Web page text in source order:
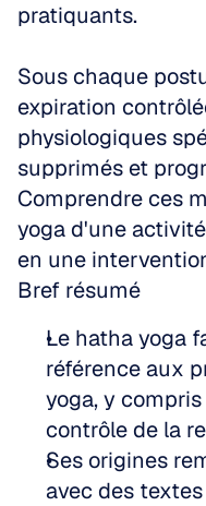
pratiquants.
Sous chaque
expiration
physiologiques
supprimés et
Comprendre ces
yoga d'une
en une
Bref résumé
Le hatha yoga
référence aux
yoga, y
contrôle de la
Ses origines
avec des